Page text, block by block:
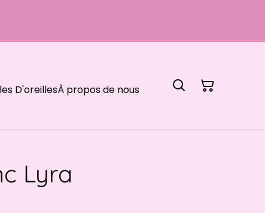
D'oreillesÀ propos de nous
Lyra